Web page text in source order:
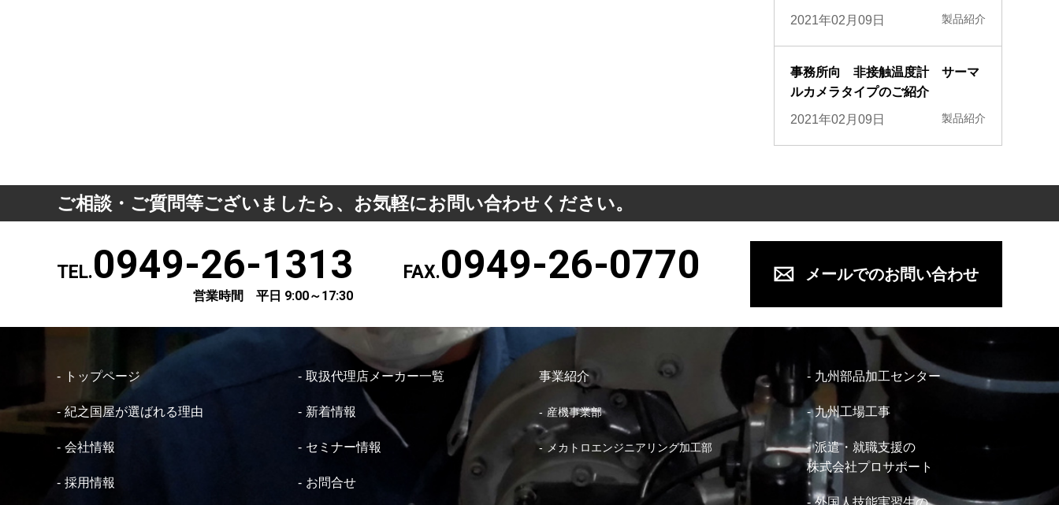
2021年02月09日 製品紹介
事務所向 非接触温度計 サーマ
ルカメラタイプのご紹介
2021年02月09日 製品紹介
ご相談・ご質問等ございましたら、お気軽にお問い合わせください。
TEL.0949-26-1313
営業時間 平日 9:00～17:30
FAX.0949-26-0770 メールでのお問い合わせ
トップページ
紀之国屋が選ばれる理由
会社情報
採用情報
取扱代理店メーカー一覧
新着情報
セミナー情報
お問合せ
事業紹介
産機事業部
メカトロエンジニアリング加工部
九州部品加工センター
九州工場工事
派遣・就職支援の
株式会社プロサポート
外国人技能実習生の